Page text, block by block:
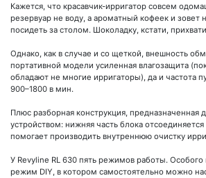
Кажется, что красавчик-ирригатор совсем
резервуар не воду, а ароматный кофеек и зовет
посидеть за столом. Шоколадку, кстати,
Однако, как в случае и со щеткой, внешность
портативной модели усиленная влагозащита
обладают не многие ирригаторы), да и частота
900–1800 в мин.
Плюс разборная конструкция, предназначенная
устройством: нижняя часть блока
помогает производить внутреннюю очистку
У Revyline RL 630 пять режимов работы. Особого
режим DIY, в котором самостоятельно можно